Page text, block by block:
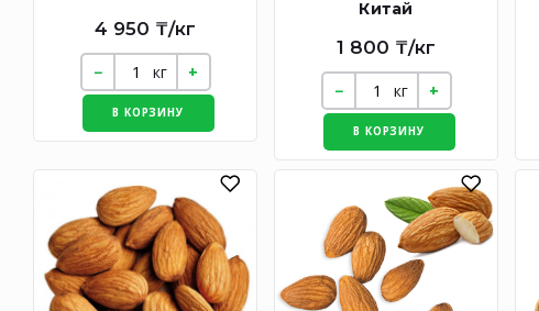
4 950 ₸/кг
кг
В КОРЗИНУ
Китай
1 800 ₸/кг
кг
В КОРЗИНУ